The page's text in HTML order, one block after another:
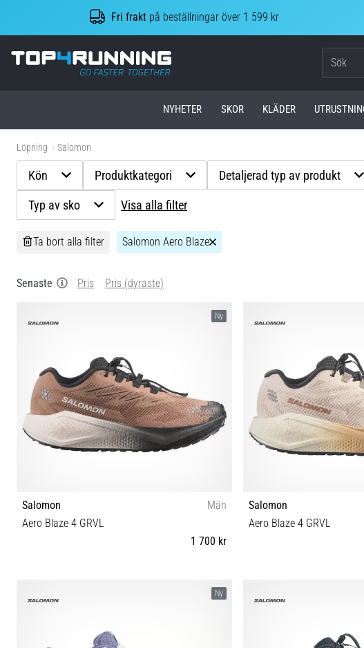
Fri frakt på beställningar över 1 599 kr
Top4Running.se
NYHETER SKOR KLÄDER
Löpning Salomon
Kön Produktkategori Detaljerad typ av produkt
Typ av sko Visa alla filter
Ta bort alla filter Salomon Aero Blaze
Senaste Pris Pris (dyraste)
Ny
Salomon
Män
Aero Blaze 4 GRVL
1 700 kr
Salomon
Aero Blaze 4 GRVL
Ny